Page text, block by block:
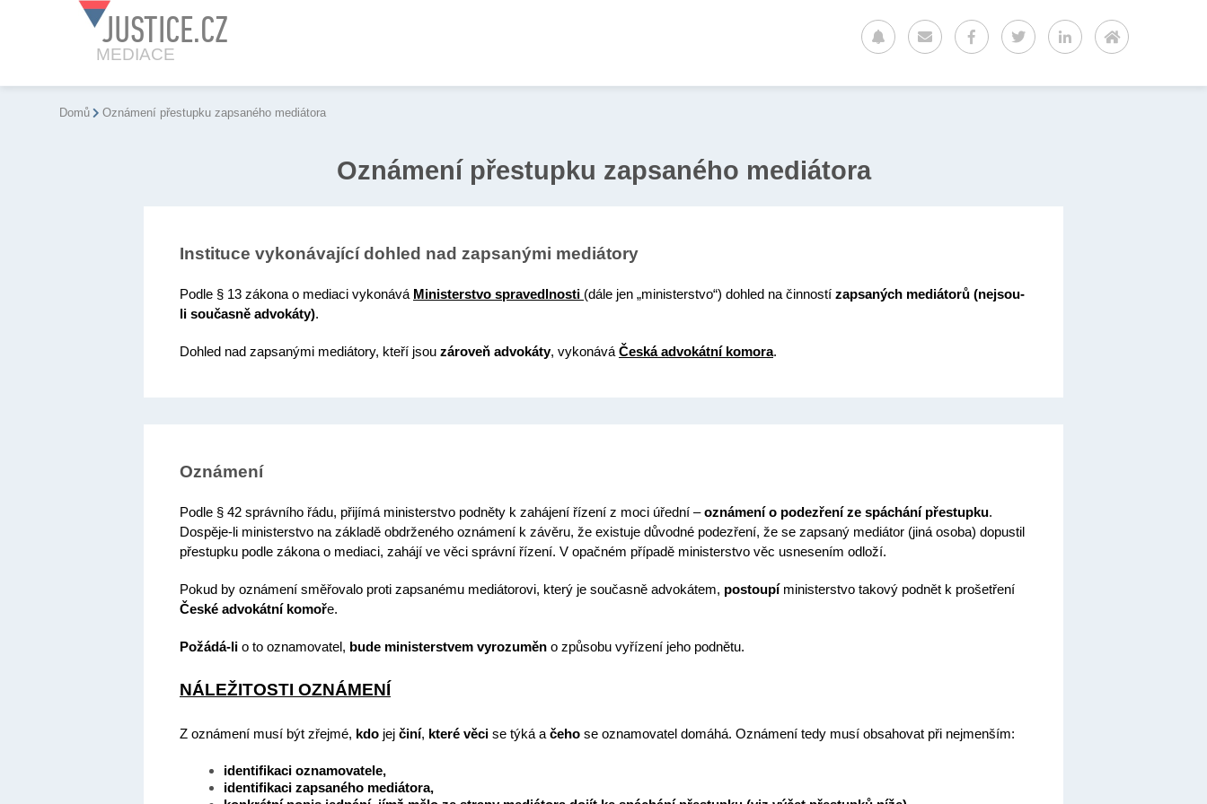
JUSTICE.CZ
MEDIACE
Domů Oznámení přestupku zapsaného mediátora
Oznámení přestupku zapsaného mediátora
Instituce vykonávající dohled nad zapsanými mediátory
Podle § 13 zákona o mediaci vykonává Ministerstvo spravedlnosti (dále jen „ministerstvo“) dohled na činností zapsaných mediátorů (nejsou-
li současně advokáty).
Dohled nad zapsanými mediátory, kteří jsou zároveň advokáty, vykonává Česká advokátní komora.
Oznámení
Podle § 42 správního řádu, přijímá ministerstvo podněty k zahájení řízení z moci úřední –oznámení o podezření ze spáchání přestupku.
Dospěje-li ministerstvo na základě obdrženého oznámení k závěru, že existuje důvodné podezření, že se zapsaný mediátor (jiná osoba) dopustil
přestupku podle zákona o mediaci, zahájí ve věci správní řízení. V opačném případě ministerstvo věc usnesením odloží.
Pokud by oznámení směřovalo proti zapsanému mediátorovi, který je současně advokátem, postoupíministerstvo takový podnět k prošetření
České advokátní komoře.
Požádá-li o to oznamovatel, bude ministerstvem vyrozuměn o způsobu vyřízení jeho podnětu.
NÁLEŽITOSTI OZNÁMENÍ
Z oznámení musí být zřejmé, kdo jej činí, které věci se týká a čeho se oznamovatel domáhá. Oznámení tedy musí obsahovat při nejmenším:
identifikaci oznamovatele,
identifikaci zapsaného mediátora,